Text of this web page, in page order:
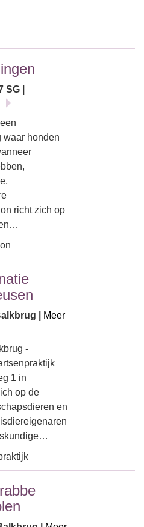
|
waar honden
richt zich op
|
Meer
-
1 in
op de
en